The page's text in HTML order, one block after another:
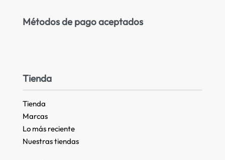
Métodos de pago aceptados
Tienda
Tienda
Marcas
Lo más reciente​
Nuestras tiendas​